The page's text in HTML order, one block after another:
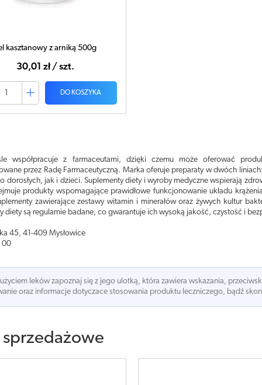
kasztanowy z arniką 500g
30,01 zł / szt.
DO KOSZYKA
współpracuje z farmaceutami, dzięki czemu może oferować
przez Radę Farmaceutyczną. Marka oferuje preparaty w dwóch
dorosłych, jak i dzieci. Suplementy diety i wyroby medyczne wspierają
produkty wspomagające prawidłowe funkcjonowanie układu
zawierające zestawy witamin i minerałów oraz żywych kultur
diety są regularnie badane, co gwarantuje ich wysoką jakość, czystość i
45, 41-409 Mysłowice
00
leków zapoznaj się z jego ulotką, która zawiera wskazania,
oraz informacje dotyczace stosowania produktu leczniczego, bądź
sprzedażowe